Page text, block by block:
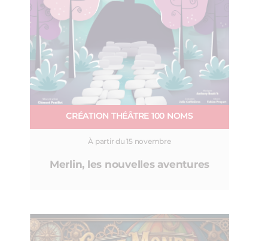
CRÉATION THÉÂTRE 100 NOMS
À partir du 15 novembre
Merlin, les nouvelles aventures